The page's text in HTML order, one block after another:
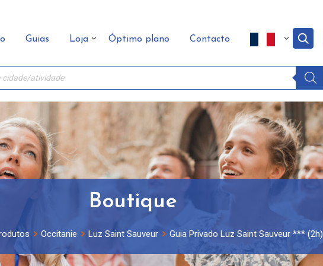
Guias Loja Óptimo plano Contacto
Boutique
Occitanie Luz Saint Sauveur Guia Privado Luz Saint Sauveur *** (2h)